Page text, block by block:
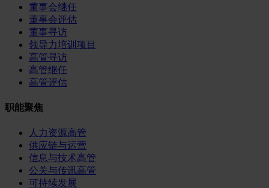
董事会继任
董事会评估
董事寻访
领导力培训项目
高管寻访
高管继任
高管评估
职能聚焦
人力资源高管
供应链与运营
信息与技术高管
公关与传讯高管
可持续发展